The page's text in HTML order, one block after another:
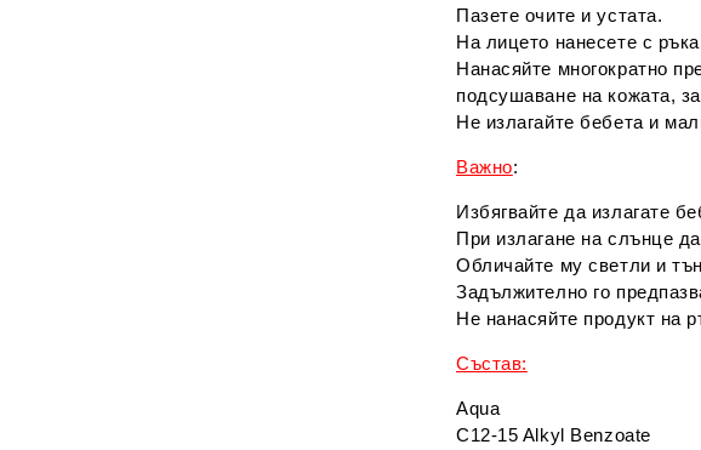
Пазете очите и устата.
На лицето нанесете с
Нанасяйте многократно
подсушаване на кожата,
Не излагайте бебета и
Важно:
Избягвайте да излагате
При излагане на слънце
Обличайте му светли и
Задължително го
Не нанасяйте продукт на
Състав:
Aqua
C12-15 Alkyl Benzoate